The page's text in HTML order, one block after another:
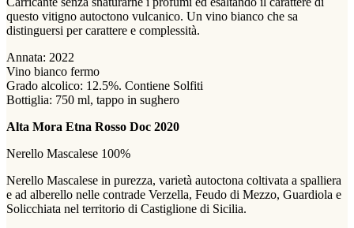
questo vitigno autoctono vulcanico. Un vino bianco che sa
distinguersi per carattere e complessità.
Annata: 2022
Vino bianco fermo
Grado alcolico: 12.5%. Contiene Solfiti
Bottiglia: 750 ml, tappo in sughero
Alta Mora Etna Rosso Doc 2020
Nerello Mascalese 100%
Nerello Mascalese in purezza, varietà autoctona coltivata a spalliera
e ad alberello nelle contrade Verzella, Feudo di Mezzo, Guardiola e
Solicchiata nel territorio di Castiglione di Sicilia.